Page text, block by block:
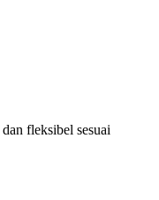
fleksibel sesuai